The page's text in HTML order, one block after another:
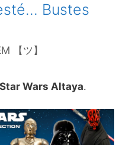
Bustes
【ツ】
Wars Altaya.